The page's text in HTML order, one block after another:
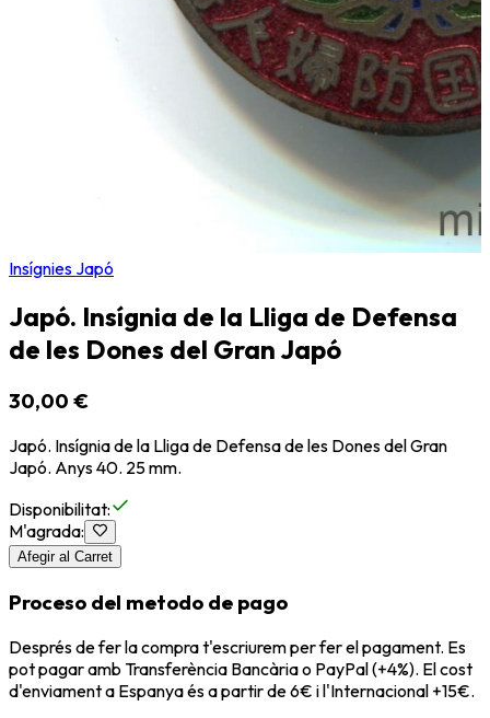
Insígnies Japó
Japó. Insígnia de la Lliga de Defensa
de les Dones del Gran Japó
30,00 €
Japó. Insígnia de la Lliga de Defensa de les Dones del Gran
Japó. Anys 40. 25 mm.
Disponibilitat:
M'agrada:
Afegir al Carret
Proceso del metodo de pago
Després de fer la compra t'escriurem per fer el pagament. Es
pot pagar amb Transferència Bancària o PayPal (+4%). El cost
d'enviament a Espanya és a partir de 6€ i l'Internacional +15€.